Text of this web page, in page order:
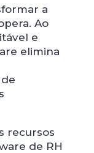
a
Ao
e
elimina
recursos
de RH